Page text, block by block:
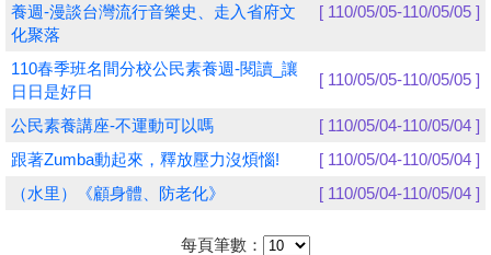
養週-漫談台灣流行音樂史、走入省府文
化聚落
[ 110/05/05-110/05/05 ]
110春季班名間分校公民素養週-閱讀_讓
日日是好日
[ 110/05/05-110/05/05 ]
公民素養講座-不運動可以嗎
[ 110/05/04-110/05/04 ]
跟著Zumba動起來，釋放壓力沒煩惱!
[ 110/05/04-110/05/04 ]
（水里）《顧身體、防老化》
[ 110/05/04-110/05/04 ]
每頁筆數：